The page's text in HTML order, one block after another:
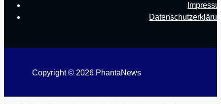
Copyright © 2026 PhantaNews